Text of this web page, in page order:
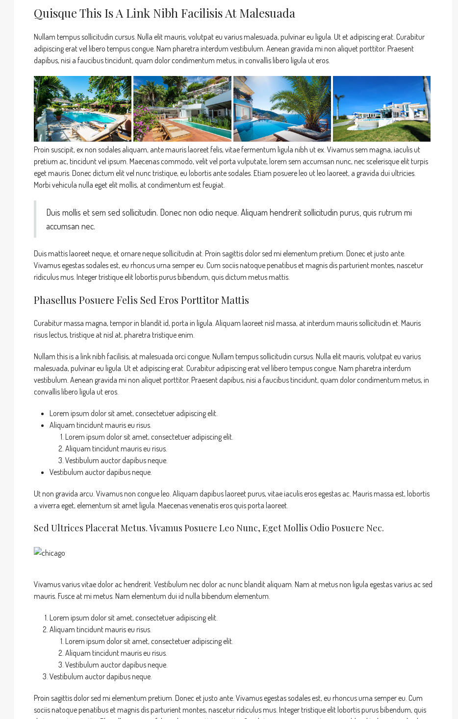
Quisque This Is A Link Nibh Facilisis At Malesuada
Nullam tempus sollicitudin cursus. Nulla elit mauris, volutpat eu varius malesuada, pulvinar eu ligula. Ut et adipiscing erat. Curabitur
adipiscing erat vel libero tempus congue. Nam pharetra interdum vestibulum. Aenean gravida mi non aliquet porttitor. Praesent
dapibus, nisi a faucibus tincidunt, quam dolor condimentum metus, in convallis libero ligula ut eros.
Proin suscipit, ex non sodales aliquam, ante mauris laoreet felis, vitae fermentum ligula nibh ut ex. Vivamus sem magna, iaculis ut
pretium ac, tincidunt vel ipsum. Maecenas commodo, velit vel porta vulputate, lorem sem accumsan nunc, nec scelerisque elit turpis
eget mauris. Donec dictum elit vel nunc tristique, eu lobortis ante sodales. Etiam posuere leo ut leo laoreet, a gravida dui ultricies.
Morbi vehicula nulla eget elit mollis, at condimentum est feugiat.
Duis mollis et sem sed sollicitudin. Donec non odio neque. Aliquam hendrerit sollicitudin purus, quis rutrum mi
accumsan nec.
Duis mattis laoreet neque, et ornare neque sollicitudin at. Proin sagittis dolor sed mi elementum pretium. Donec et justo ante.
Vivamus egestas sodales est, eu rhoncus urna semper eu. Cum sociis natoque penatibus et magnis dis parturient montes, nascetur
ridiculus mus. Integer tristique elit lobortis purus bibendum, quis dictum metus mattis.
Phasellus Posuere Felis Sed Eros Porttitor Mattis
Curabitur massa magna, tempor in blandit id, porta in ligula. Aliquam laoreet nisl massa, at interdum mauris sollicitudin et. Mauris
risus lectus, tristique at nisl at, pharetra tristique enim.
Nullam this is a link nibh facilisis, at malesuada orci congue. Nullam tempus sollicitudin cursus. Nulla elit mauris, volutpat eu varius
malesuada, pulvinar eu ligula. Ut et adipiscing erat. Curabitur adipiscing erat vel libero tempus congue. Nam pharetra interdum
vestibulum. Aenean gravida mi non aliquet porttitor. Praesent dapibus, nisi a faucibus tincidunt, quam dolor condimentum metus, in
convallis libero ligula ut eros.
Lorem ipsum dolor sit amet, consectetuer adipiscing elit.
Aliquam tincidunt mauris eu risus.
Lorem ipsum dolor sit amet, consectetuer adipiscing elit.
Aliquam tincidunt mauris eu risus.
Vestibulum auctor dapibus neque.
Vestibulum auctor dapibus neque.
Ut non gravida arcu. Vivamus non congue leo. Aliquam dapibus laoreet purus, vitae iaculis eros egestas ac. Mauris massa est, lobortis
a viverra eget, elementum sit amet ligula. Maecenas venenatis eros quis porta laoreet.
Sed Ultrices Placerat Metus. Vivamus Posuere Leo Nunc, Eget Mollis Odio Posuere Nec.
Vivamus varius vitae dolor ac hendrerit. Vestibulum nec dolor ac nunc blandit aliquam. Nam at metus non ligula egestas varius ac sed
mauris. Fusce at mi metus. Nam elementum dui id nulla bibendum elementum.
Lorem ipsum dolor sit amet, consectetuer adipiscing elit.
Aliquam tincidunt mauris eu risus.
Lorem ipsum dolor sit amet, consectetuer adipiscing elit.
Aliquam tincidunt mauris eu risus.
Vestibulum auctor dapibus neque.
Vestibulum auctor dapibus neque.
Proin sagittis dolor sed mi elementum pretium. Donec et justo ante. Vivamus egestas sodales est, eu rhoncus urna semper eu. Cum
sociis natoque penatibus et magnis dis parturient montes, nascetur ridiculus mus. Integer tristique elit lobortis purus bibendum, quis